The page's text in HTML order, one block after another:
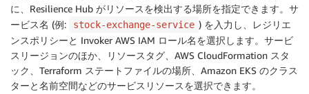
に、Resilience Hub がリソースを検出する場所を指定できます。サ
ービス名 (例:
stock-exchange-service ) を入力し、レジリエ
ンスポリシーと Invoker AWS IAM ロール名を選択します。サービ
スリージョンのほか、リソースタグ、AWS CloudFormation スタ
ック、Terraform ステートファイルの場所、Amazon EKS のクラス
ターと名前空間などのサービスリソースを選択できます。